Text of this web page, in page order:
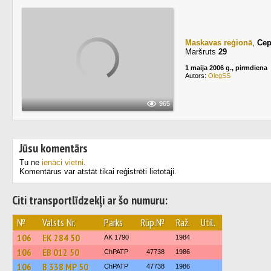
965
Maskavas reģionā,
Maršruts 29
1 maija 2006 g., pirmdiena
Autors: OlegSS
Jūsu komentārs
Tu ne ienāci vietni.
Komentārus var atstāt tikai reģistrēti lietotāji.
Citi transportlīdzekļi ar šo numuru:
№ Valsts Nr. Parks Rūp.№ Raž. Util.
106 ЕК 284 50 AK 1790 1984
106 ЕВ 012 50 ChPATP 47738 1986
106 В 338 МР 50 ChPATP 47738 1986